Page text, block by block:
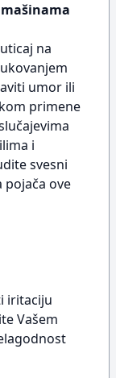
na
umor ili
primene
i
svesni
ove
iritaciju
Vašem